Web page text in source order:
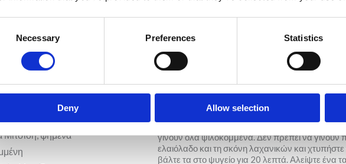
Necessary Preferences Statistics
Deny Allow selection
Θαλασσινά
σολομού, χωρίς δέρμα
Μιτσίδη, ψημένα
Στον κάδο ενός μπλέντερ προσθέστε τον
γίνουν όλα ψιλοκομμένα. Δεν πρέπει να
ελαιόλαδο και τη σκόνη λαχανικών και
βάλτε τα στο ψυγείο για 20 λεπτά. Αλείψτε ένα